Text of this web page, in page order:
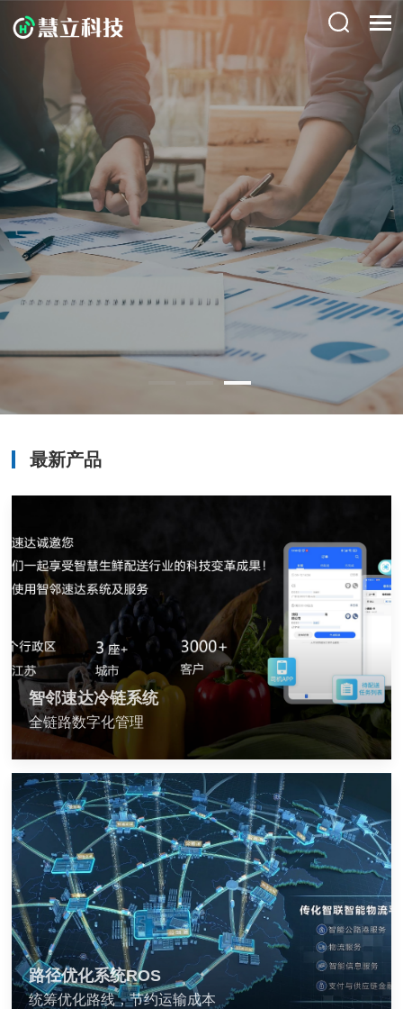
供应链咨询服务
专业的供应链战略规划与优化咨询，助力企业降本增
效提升竞争力。
最新产品
智邻速达冷链系统
全链路数字化管理
路径优化系统ROS
统筹优化路线，节约运输成本